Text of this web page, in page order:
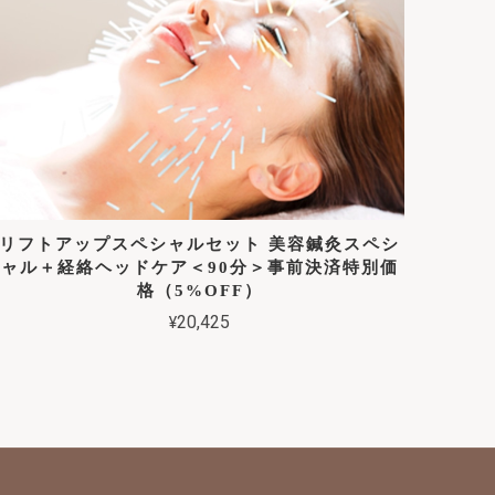
リフトアップスペシャルセット 美容鍼灸スペシ
ャル＋経絡ヘッドケア＜90分＞事前決済特別価
格（5%OFF）
¥20,425